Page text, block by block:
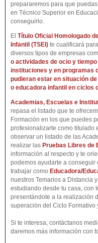
prepararemos para que
en Técnico Superior en
conseguirlo.
El Título Oficial Homologado
Infantil (TSEI) te cualificará
diversos tipos de empresas
o actividades de ocio y tiempo
instituciones y en programas
pudieran estar en situación
o educadora infantil en ciclos
Academias, Escuelas e
repasa el listado que te
Formación en los que puedes
profesionalizarte como titulado
observar un listado de las
realizar las Pruebas Libres de
información al respecto y te
podemos ayudarte a conseguir
trabajar como Educadora/
nuestros Temarios a Distancia
estudiando desde tu casa, con
presentándote a la realización
superación del Ciclo
Si te interesa, contáctanos
daremos más información con